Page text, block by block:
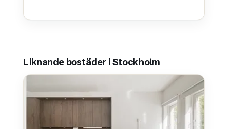
Liknande bostäder i Stockholm